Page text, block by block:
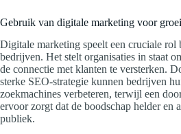
Gebruik van digitale marketing voor groei
Digitale marketing speelt een cruciale rol
bedrijven. Het stelt organisaties in staat
de connectie met klanten te versterken.
sterke SEO-strategie kunnen bedrijven
zoekmachines verbeteren, terwijl een
ervoor zorgt dat de boodschap helder
publiek.